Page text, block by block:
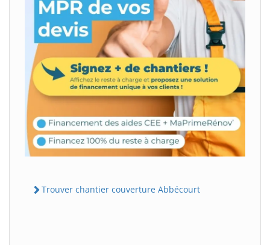
Trouver chantier couverture Abbécourt